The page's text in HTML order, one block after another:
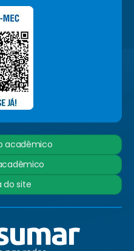
acadêmico
site